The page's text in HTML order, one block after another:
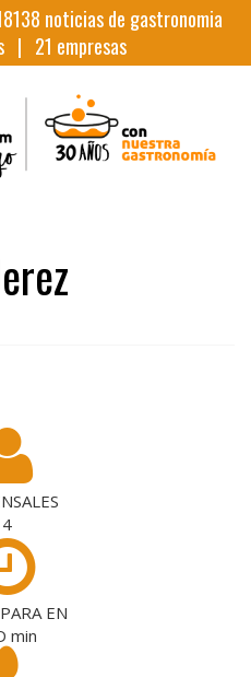
noticias de gastronomia
| 21 empresas
4
EN
min